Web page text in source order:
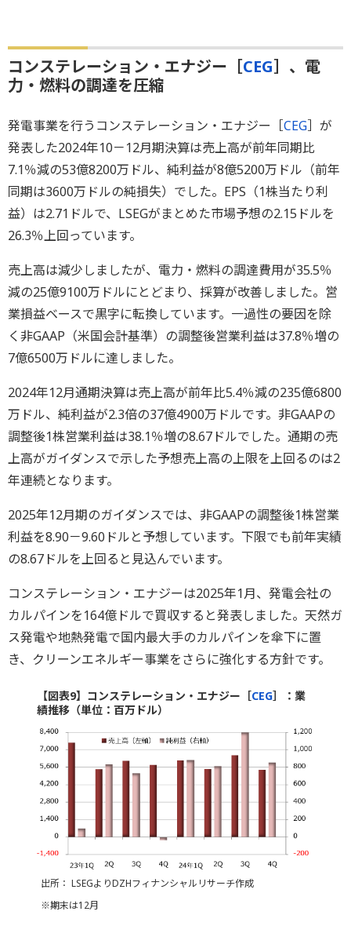
コンステレーション・エナジー［CEG］、電
力・燃料の調達を圧縮
発電事業を行うコンステレーション・エナジー［CEG］が
発表した2024年10－12月期決算は売上高が前年同期比
7.1％減の53億8200万ドル、純利益が8億5200万ドル（前年
同期は3600万ドルの純損失）でした。EPS（1株当たり利
益）は2.71ドルで、LSEGがまとめた市場予想の2.15ドルを
26.3％上回っています。
売上高は減少しましたが、電力・燃料の調達費用が35.5％
減の25億9100万ドルにとどまり、採算が改善しました。営
業損益ベースで黒字に転換しています。一過性の要因を除
く非GAAP（米国会計基準）の調整後営業利益は37.8％増の
7億6500万ドルに達しました。
2024年12月通期決算は売上高が前年比5.4％減の235億6800
万ドル、純利益が2.3倍の37億4900万ドルです。非GAAPの
調整後1株営業利益は38.1％増の8.67ドルでした。通期の売
上高がガイダンスで示した予想売上高の上限を上回るのは2
年連続となります。
2025年12月期のガイダンスでは、非GAAPの調整後1株営業
利益を8.90－9.60ドルと予想しています。下限でも前年実績
の8.67ドルを上回ると見込んでいます。
コンステレーション・エナジーは2025年1月、発電会社の
カルパインを164億ドルで買収すると発表しました。天然ガ
ス発電や地熱発電で国内最大手のカルパインを傘下に置
き、クリーンエネルギー事業をさらに強化する方針です。
【図表9】コンステレーション・エナジー［CEG］：業
績推移（単位：百万ドル）
出所： LSEGよりDZHフィナンシャルリサーチ作成
※期末は12月